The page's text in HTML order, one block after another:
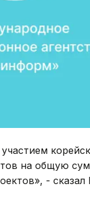
на общую
- сказал